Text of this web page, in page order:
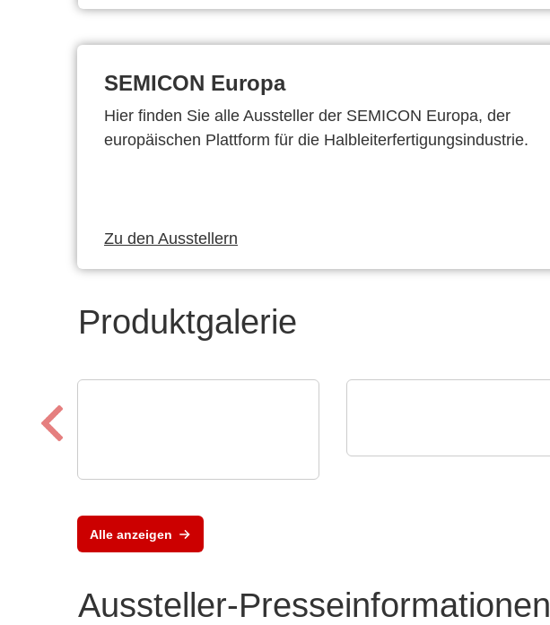
SEMICON Europa
Hier finden Sie alle Aussteller der SEMICON Europa, der
europäischen Plattform für die Halbleiterfertigungsindustrie.
Zu den Ausstellern
Produktgalerie
Powerful protection of
PCB's
Alle anzeigen
Aussteller-Presseinformationen